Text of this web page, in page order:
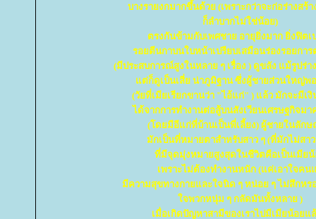
บางรายงกมากขึ้นด้วย (เพราะกว่าจะก่อร่างสร้
ก็ลำบากไม่ใช่น้อย)
ตรงกันข้ามกับเพศชาย อายุยิ่งมาก ยิ่งฟิตเ
รอยตีนกาบนใบหน้าเปรียบเสมือนร่องรอยกา
(มีประสบการณ์สูงในหลาย ๆ เรื่อง ) ดูขลัง แม้รูปร่า
ต่ก็ดูเป็นเสี่ย น่าภูมิฐาน ซึ่งผู้ชายส่วนใหญ่พ
(วัยที่เมียเรียกขานว่า "ไอ้แก่" ) แล้ว มักจะมีเ
ได้จากการทำงานต่อสู้บนสังเวียนเศรษฐกิจม
(โดยมีอีแก่ที่บ้านเป็นพี่เลี้ยง) ผู้ชายในลัก
มักเป็นที่หมายตาสำหรับสาว ๆ (ที่มักไม่สาว
ที่มีจุดมุ่งหมายสูงสุดในชีวิตคือเป็นเมีย
เพราะไม่ต้องทำงานหนัก (แค่เอาใจคน
มีความสุขทางกายและใจนิด ๆ หน่อย ๆ ไม่สึกหร
จพวกหนุ่ม ๆ กลัดมันทั้งหลาย )
เมื่อเกิดปัญหาสามีของเราไปมีเมียน้อยแ